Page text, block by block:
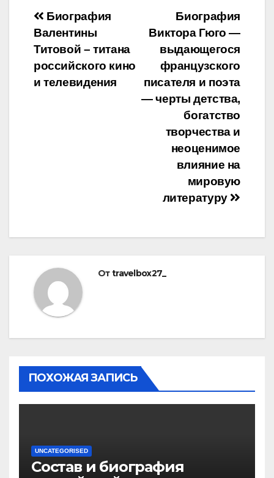
Навигация
по
записям
Биография
Виктора Гюго —
выдающегося
французского
писателя и поэта
— черты детства,
богатство
творчества и
неоценимое
влияние на
мировую
литературу
Биография
Валентины
Титовой – титана
российского кино
и телевидения
Отtravelbox27_
ПОХОЖАЯ ЗАПИСЬ
UNCATEGORISED
Состав и биография